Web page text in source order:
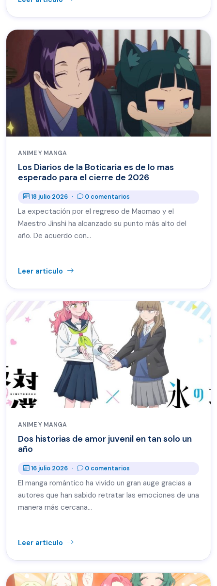
ANIME Y MANGA
Los Diarios de la Boticaria es de lo mas
esperado para el cierre de 2026
18 julio 2026 · 0 comentarios
La expectación por el regreso de Maomao y el
Maestro Jinshi ha alcanzado su punto más alto del
año. De acuerdo con…
Leer articulo
ANIME Y MANGA
Dos historias de amor juvenil en tan solo un
año
16 julio 2026 · 0 comentarios
El manga romántico ha vivido un gran auge gracias a
autores que han sabido retratar las emociones de una
manera más cercana…
Leer articulo